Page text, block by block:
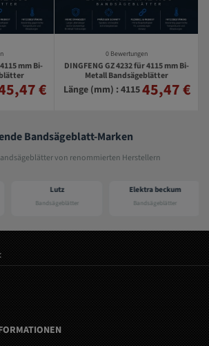
mm Bi-
€
0 Bewertungen
DINGFENG GZ 4232 für 4115 mm Bi-
Metall Bandsägeblätter
Länge (mm) : 411545,47 €
Bandsägeblatt-Marken
von renommierten Herstellern
Lutz
Bandsägeblätter
Elektra beckum
Bandsägeblätter